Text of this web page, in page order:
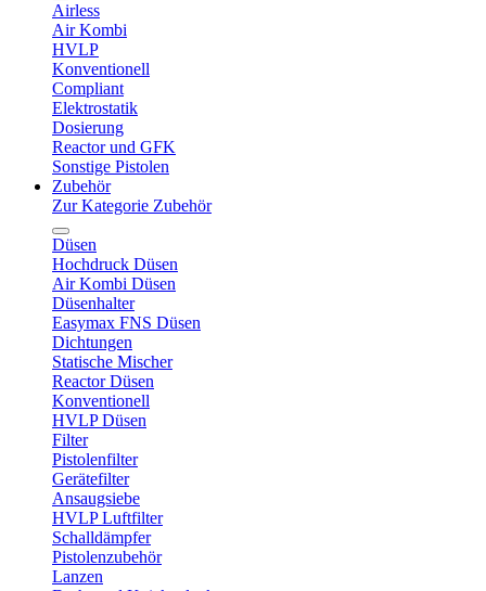
Airless
Air Kombi
HVLP
Konventionell
Compliant
Elektrostatik
Dosierung
Reactor und GFK
Sonstige Pistolen
Zubehör
Zur Kategorie Zubehör
Düsen
Hochdruck Düsen
Air Kombi Düsen
Düsenhalter
Easymax FNS Düsen
Dichtungen
Statische Mischer
Reactor Düsen
Konventionell
HVLP Düsen
Filter
Pistolenfilter
Gerätefilter
Ansaugsiebe
HVLP Luftfilter
Schalldämpfer
Pistolenzubehör
Lanzen